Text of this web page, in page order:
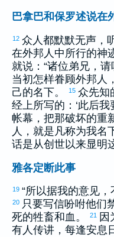
巴拿巴和保罗述说在
12 众人都默默无声，
在外邦人中所行的神
就说：“诸位弟兄，请
当初怎样眷顾外邦人
己的名下。
15 众先知
经上所写的：‘此后
帐幕，把那破坏的重
人，就是凡称为我名
话是从创世以来显明
雅各定断此事
19 “所以据我的意见
20 只要写信吩咐他们
死的牲畜和血。
21 因
有人传讲，每逢安息